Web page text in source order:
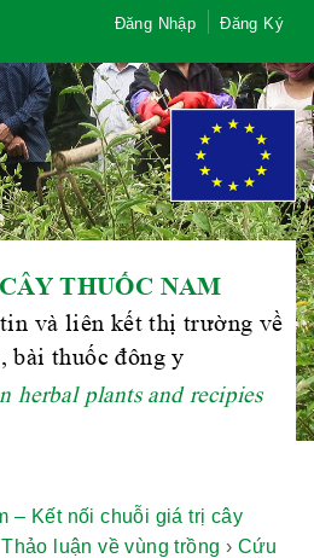
Đăng Nhập Đăng Ký
THUỐC NAM
và liên kết thị trường về
bài thuốc đông y
herbal plants and recipies
– Kết nối chuỗi giá trị cây
Thảo luận về vùng trồng › Cứu
Y TP. Hà Nội